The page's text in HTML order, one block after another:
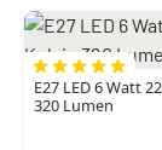
E27 LED 6 Watt
320 Lumen